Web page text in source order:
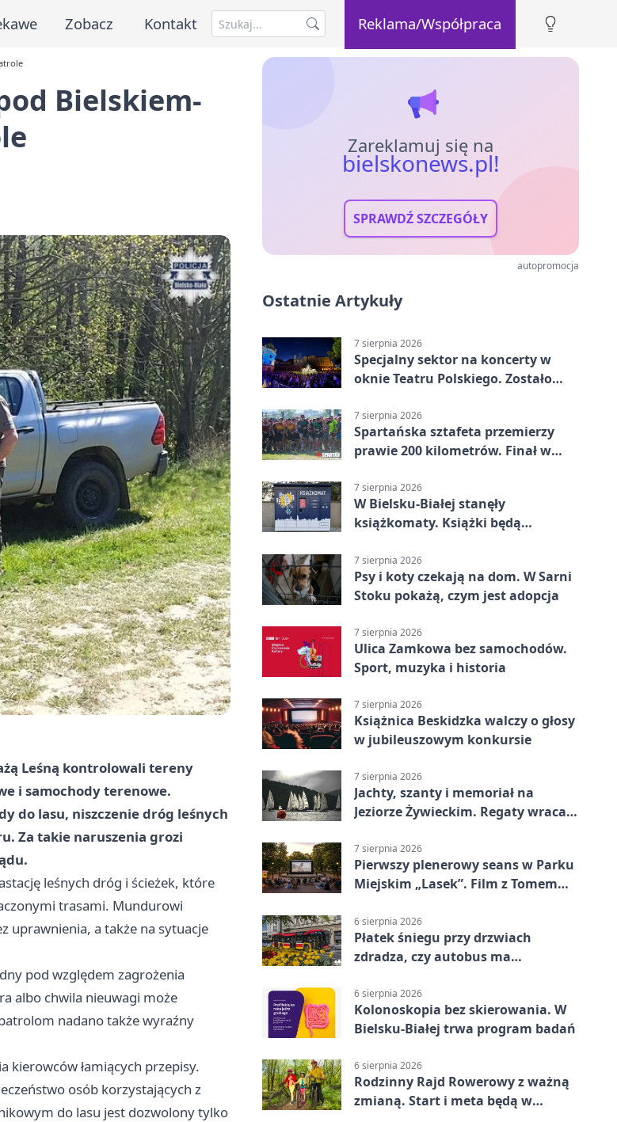
Zobacz Kontakt Reklama/Współpraca
Bielskiem-
Leśną kontrolowali tereny
i samochody terenowe.
do lasu, niszczenie dróg leśnych
Za takie naruszenia grozi
.
leśnych dróg i ścieżek, które
trasami. Mundurowi
uprawnienia, a także na sytuacje
pod względem zagrożenia
albo chwila nieuwagi może
nadano także wyraźny
kierowców łamiących przepisy.
osób korzystających z
do lasu jest dozwolony tylko
Zareklamuj się na
bielskonews.pl!
SPRAWDŹ SZCZEGÓŁY
autopromocja
Ostatnie Artykuły
7 sierpnia 2026
Specjalny sektor na koncerty w
oknie Teatru Polskiego. Zostało
7 sierpnia 2026
Spartańska sztafeta przemierzy
prawie 200 kilometrów. Finał w
7 sierpnia 2026
W Bielsku-Białej stanęły
książkomaty. Książki będą
7 sierpnia 2026
Psy i koty czekają na dom. W Sarni
Stoku pokażą, czym jest adopcja
7 sierpnia 2026
Ulica Zamkowa bez samochodów.
Sport, muzyka i historia
7 sierpnia 2026
Książnica Beskidzka walczy o głosy
w jubileuszowym konkursie
7 sierpnia 2026
Jachty, szanty i memoriał na
Jeziorze Żywieckim. Regaty wracają
7 sierpnia 2026
Pierwszy plenerowy seans w Parku
Miejskim „Lasek”. Film z Tomem
6 sierpnia 2026
Płatek śniegu przy drzwiach
zdradza, czy autobus ma
6 sierpnia 2026
Kolonoskopia bez skierowania. W
Bielsku-Białej trwa program badań
6 sierpnia 2026
Rodzinny Rajd Rowerowy z ważną
zmianą. Start i meta będą w